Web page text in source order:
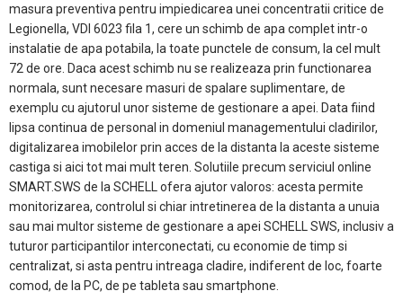
masura preventiva pentru impiedicarea unei concentratii critice de
Legionella, VDI 6023 fila 1, cere un schimb de apa complet intr-o
instalatie de apa potabila, la toate punctele de consum, la cel mult
72 de ore. Daca acest schimb nu se realizeaza prin functionarea
normala, sunt necesare masuri de spalare suplimentare, de
exemplu cu ajutorul unor sisteme de gestionare a apei. Data fiind
lipsa continua de personal in domeniul managementului cladirilor,
digitalizarea imobilelor prin acces de la distanta la aceste sisteme
castiga si aici tot mai mult teren. Solutiile precum serviciul online
SMART.SWS de la SCHELL ofera ajutor valoros: acesta permite
monitorizarea, controlul si chiar intretinerea de la distanta a unuia
sau mai multor sisteme de gestionare a apei SCHELL SWS, inclusiv a
tuturor participantilor interconectati, cu economie de timp si
centralizat, si asta pentru intreaga cladire, indiferent de loc, foarte
comod, de la PC, de pe tableta sau smartphone.